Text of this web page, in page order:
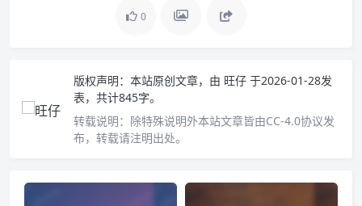
0
版权声明： 本站原创文章，由 旺仔 于2026-01-28发
表，共计845字。
转载说明： 除特殊说明外本站文章皆由CC-4.0协议发
布，转载请注明出处。